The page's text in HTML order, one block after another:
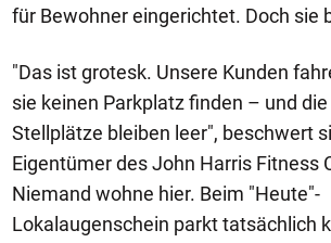
für Bewohner eingerichtet. Doch sie
"Das ist grotesk. Unsere Kunden
sie keinen Parkplatz finden – und
Stellplätze bleiben leer", beschwert
Eigentümer des John Harris Fitness
Niemand wohne hier. Beim "Heute"-
Lokalaugenschein parkt tatsächlich